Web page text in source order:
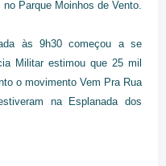
Parque Moinhos de Vento.
às 9h30 começou a se
Militar estimou que 25 mil
o movimento Vem Pra Rua
na Esplanada dos